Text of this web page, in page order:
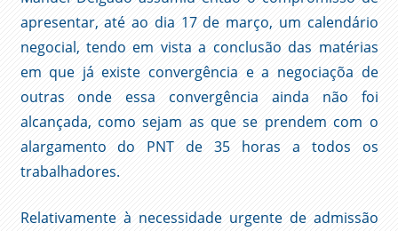
apresentar, até ao dia 17 de março, um calendário
negocial, tendo em vista a conclusão das matérias
em que já existe convergência e a negociaçõa de
outras onde essa convergência ainda não foi
alcançada, como sejam as que se prendem com o
alargamento do PNT de 35 horas a todos os
trabalhadores.
Relativamente à necessidade urgente de admissão